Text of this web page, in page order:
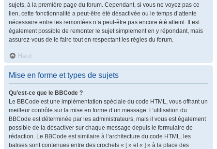
sujets, à la première page du forum. Cependant, si vous ne voyez pas ce
lien, cette fonctionnalité a peut-être été désactivée ou le temps d’attente
nécessaire entre les remontées n’a peut-être pas encore été atteint. Il est
également possible de remonter le sujet simplement en y répondant, mais
assurez-vous de le faire tout en respectant les règles du forum.
Haut
Mise en forme et types de sujets
Qu’est-ce que le BBCode ?
Le BBCode est une implémentation spéciale du code HTML, vous offrant un
meilleur contrôle sur la mise en forme d’un message. L’utilisation du
BBCode est déterminée par les administrateurs, mais il vous est également
possible de la désactiver sur chaque message depuis le formulaire de
rédaction. Le BBCode est similaire à l’architecture du code HTML, les
balises sont contenues entre des crochets « [ » et « ] » à la place des